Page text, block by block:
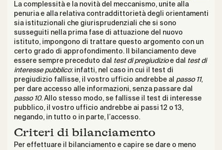
La complessità e la novità del meccanismo, unite alla
penuria e alla relativa contraddittorietà degli orientamenti
sia istituzionali che giurisprudenziali che si sono
susseguiti nella prima fase di attuazione del nuovo
istituto, impongono di trattare questo argomento con un
certo grado di approfondimento. Il bilanciamento deve
essere sempre preceduto dal test di pregiudizioe dal test di
interesse pubblico: infatti, nel caso in cui il test di
pregiudizio fallisse, il vostro ufficio andrebbe al passo 11,
per dare accesso alle informazioni, senza passare dal
passo 10. Allo stesso modo, se fallisse il test di interesse
pubblico, il vostro ufficio andrebbe ai passi 12 o 13,
negando, in tutto o in parte, l’accesso.
Criteri di bilanciamento
Per effettuare il bilanciamento e capire se dare o meno